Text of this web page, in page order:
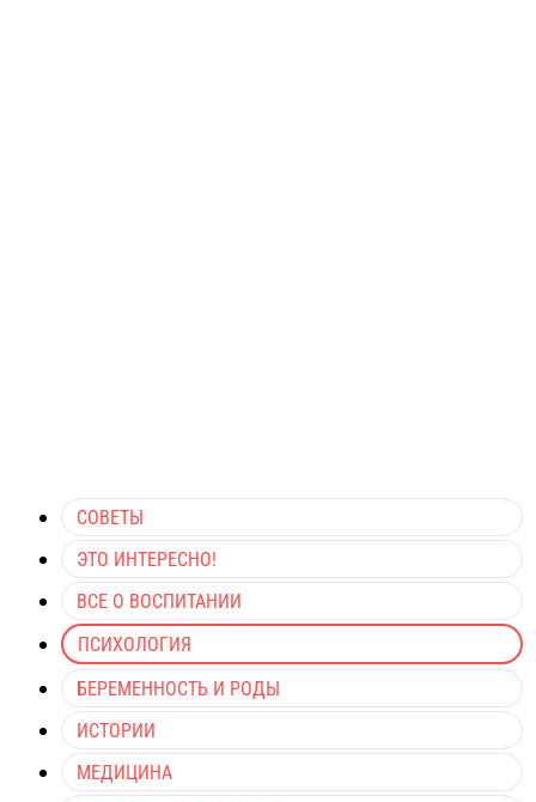
СОВЕТЫ
ЭТО ИНТЕРЕСНО!
ВСЕ О ВОСПИТАНИИ
ПСИХОЛОГИЯ
БЕРЕМЕННОСТЬ И РОДЫ
ИСТОРИИ
МЕДИЦИНА